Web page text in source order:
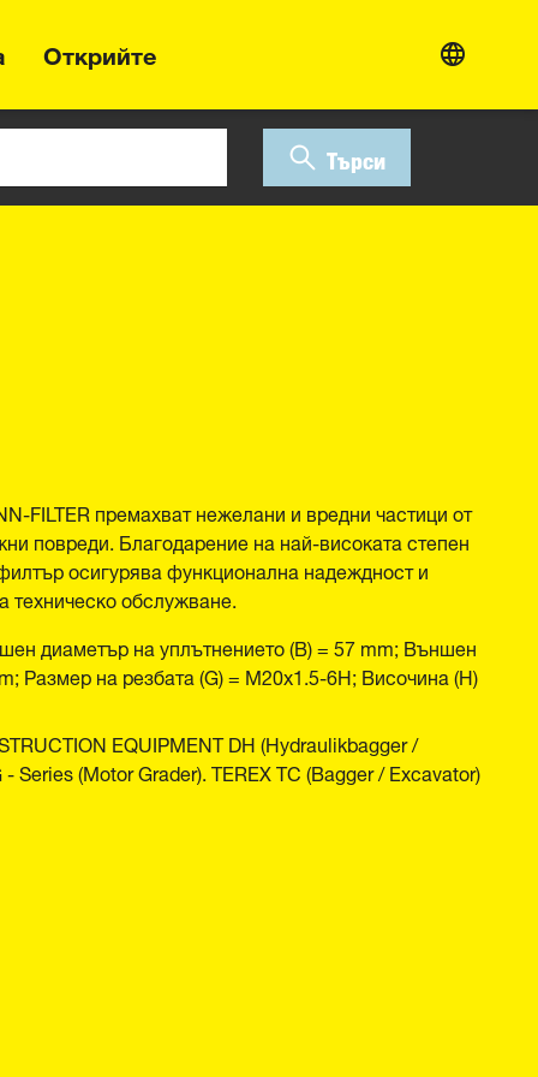
Открийте
Търси
FILTER премахват нежелани и вредни частици от
повреди. Благодарение на най-високата степен
осигурява функционална надеждност и
техническо обслужване.
диаметър на уплътнението (B) = 57 mm; Външен
Размер на резбата (G) = M20x1.5-6H; Височина (H)
EQUIPMENT DH (Hydraulikbagger /
(Motor Grader). TEREX TC (Bagger / Excavator)